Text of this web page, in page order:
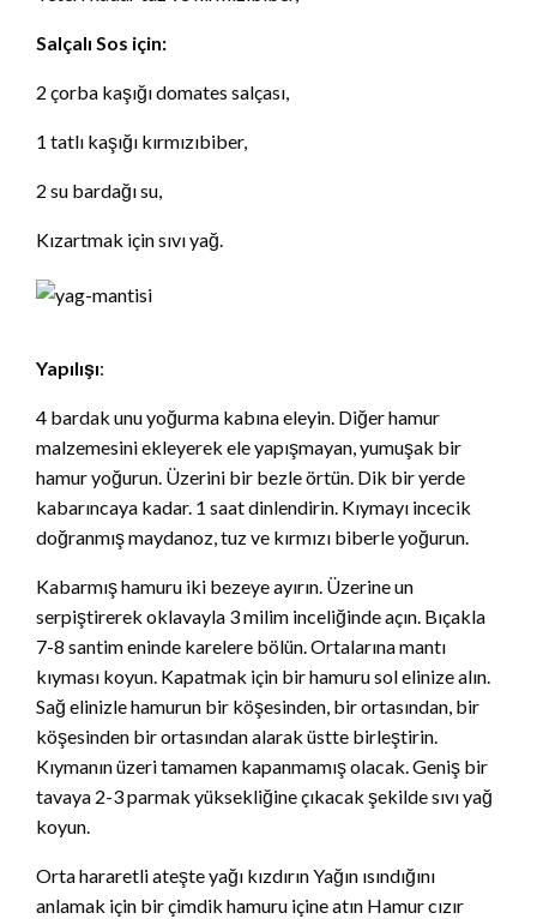
Salçalı Sos için:
2 çorba kaşığı domates salçası,
1 tatlı kaşığı kırmızıbiber,
2 su bardağı su,
Kızartmak için sıvı yağ.
Yapılışı:
4 bardak unu yoğurma kabına eleyin. Diğer hamur
malzemesini ekleyerek ele yapışmayan, yumuşak bir
hamur yoğurun. Üzerini bir bezle örtün. Dik bir yerde
kabarıncaya kadar. 1 saat dinlendirin. Kıymayı incecik
doğranmış maydanoz, tuz ve kırmızı biberle yoğurun.
Kabarmış hamuru iki bezeye ayırın. Üzerine un
serpiştirerek oklavayla 3 milim inceliğinde açın. Bıçakla
7-8 santim eninde karelere bölün. Ortalarına mantı
kıyması koyun. Kapatmak için bir hamuru sol elinize alın.
Sağ elinizle hamurun bir köşesinden, bir ortasından, bir
köşesinden bir ortasından alarak üstte birleştirin.
Kıymanın üzeri tamamen kapanmamış olacak. Geniş bir
tavaya 2-3 parmak yüksekliğine çıkacak şekilde sıvı yağ
koyun.
Orta hararetli ateşte yağı kızdırın Yağın ısındığını
anlamak için bir çimdik hamuru içine atın Hamur cızır